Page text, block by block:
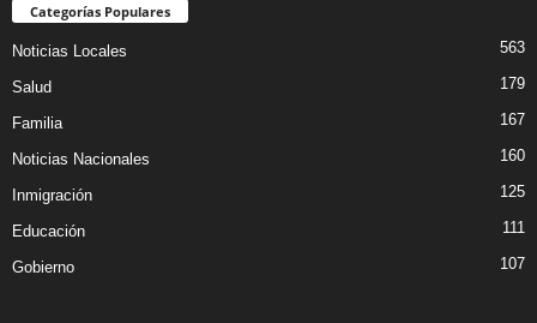
Categorías Populares
Noticias Locales 563
Salud 179
Familia 167
Noticias Nacionales 160
Inmigración 125
Educación 111
Gobierno 107